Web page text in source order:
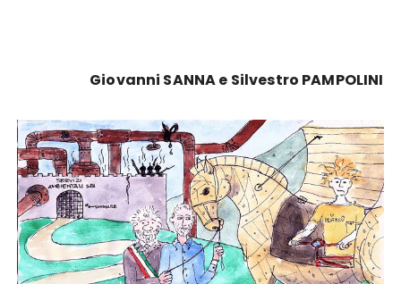
Giovanni SANNA e Silvestro PAMPOLINI